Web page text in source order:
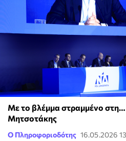
Με το βλέμμα στραμμένο
Μητσοτάκης
Ο Πληροφοριοδότης 16.05.2026